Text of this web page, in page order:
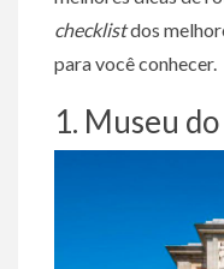
checklistdos
para você conhecer.
1. Museu